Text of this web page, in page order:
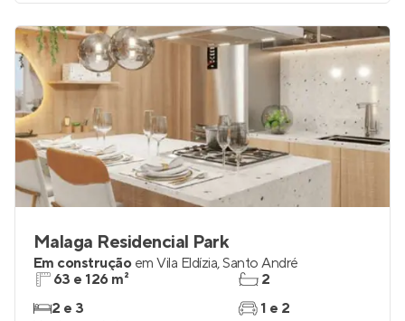
Malaga Residencial Park
Em construção em Vila Eldízia,Santo André
63 e 126 m²
2 e 3
2
1 e 2